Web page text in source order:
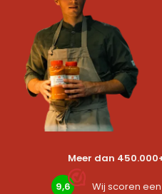
Meer dan
9,6 Wij scoren een